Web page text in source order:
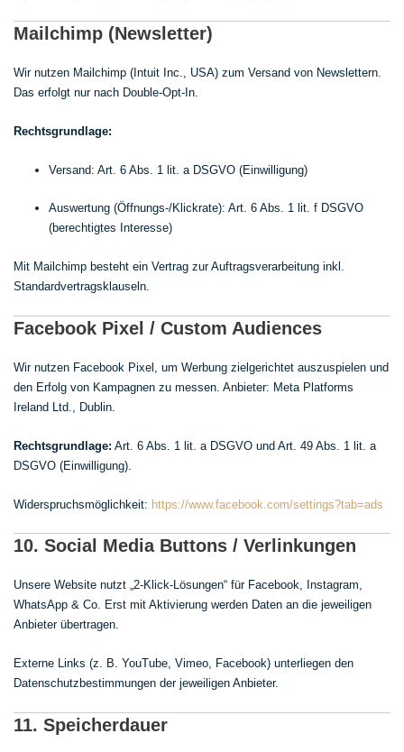
Mailchimp (Newsletter)
Wir nutzen Mailchimp (Intuit Inc., USA) zum Versand von Newslettern.
Das erfolgt nur nach Double-Opt-In.
Rechtsgrundlage:
Versand: Art. 6 Abs. 1 lit. a DSGVO (Einwilligung)
Auswertung (Öffnungs-/Klickrate): Art. 6 Abs. 1 lit. f DSGVO
(berechtigtes Interesse)
Mit Mailchimp besteht ein Vertrag zur Auftragsverarbeitung inkl.
Standardvertragsklauseln.
Facebook Pixel / Custom Audiences
Wir nutzen Facebook Pixel, um Werbung zielgerichtet auszuspielen und
den Erfolg von Kampagnen zu messen. Anbieter: Meta Platforms
Ireland Ltd., Dublin.
Rechtsgrundlage: Art. 6 Abs. 1 lit. a DSGVO und Art. 49 Abs. 1 lit. a
DSGVO (Einwilligung).
Widerspruchsmöglichkeit: https://www.facebook.com/settings?tab=ads
10. Social Media Buttons / Verlinkungen
Unsere Website nutzt „2-Klick-Lösungen“ für Facebook, Instagram,
WhatsApp & Co. Erst mit Aktivierung werden Daten an die jeweiligen
Anbieter übertragen.
Externe Links (z. B. YouTube, Vimeo, Facebook) unterliegen den
Datenschutzbestimmungen der jeweiligen Anbieter.
11. Speicherdauer